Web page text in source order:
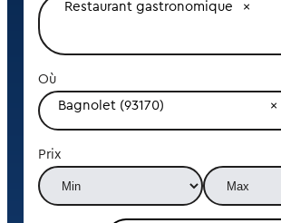
Restaurant gastronomique
Où
Bagnolet (93170)
Prix